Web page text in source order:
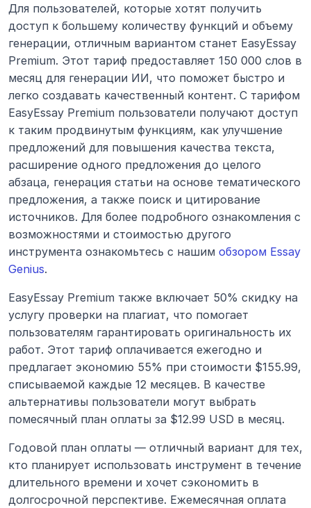
Для пользователей, которые хотят получить
доступ к большему количеству функций и объему
генерации, отличным вариантом станет EasyEssay
Premium. Этот тариф предоставляет 150 000 слов в
месяц для генерации ИИ, что поможет быстро и
легко создавать качественный контент. С тарифом
EasyEssay Premium пользователи получают доступ
к таким продвинутым функциям, как улучшение
предложений для повышения качества текста,
расширение одного предложения до целого
абзаца, генерация статьи на основе тематического
предложения, а также поиск и цитирование
источников. Для более подробного ознакомления с
возможностями и стоимостью другого
инструмента ознакомьтесь с нашим обзором Essay
Genius.
EasyEssay Premium также включает 50% скидку на
услугу проверки на плагиат, что помогает
пользователям гарантировать оригинальность их
работ. Этот тариф оплачивается ежегодно и
предлагает экономию 55% при стоимости $155.99,
списываемой каждые 12 месяцев. В качестве
альтернативы пользователи могут выбрать
помесячный план оплаты за $12.99 USD в месяц.
Годовой план оплаты — отличный вариант для тех,
кто планирует использовать инструмент в течение
длительного времени и хочет сэкономить в
долгосрочной перспективе. Ежемесячная оплата